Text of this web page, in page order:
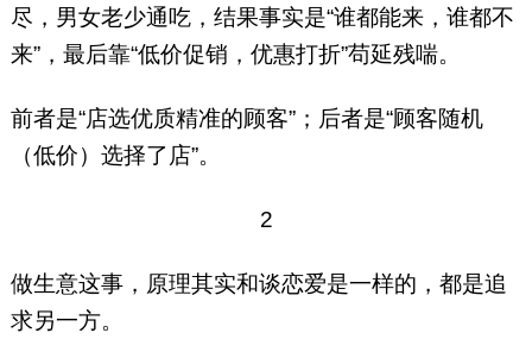
尽，男女老少通吃，结果事实是“谁都能来，谁都不
来”，最后靠“低价促销，优惠打折”苟延残喘。
前者是“店选优质精准的顾客”；后者是“顾客随机
（低价）选择了店”。
2
做生意这事，原理其实和谈恋爱是一样的，都是追
求另一方。